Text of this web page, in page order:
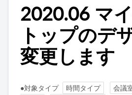
2020.06 マ
トップのデ
変更します
●対象タイプ 時間タイプ 会議